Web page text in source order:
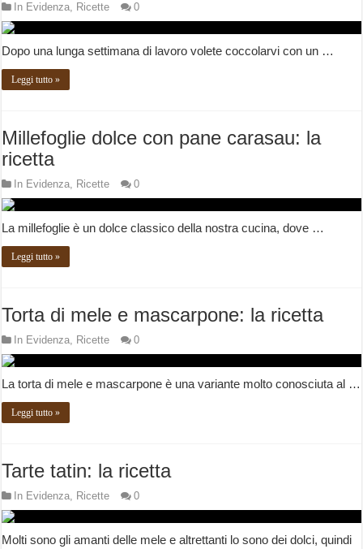
In Evidenza, Ricette 0
Dopo una lunga settimana di lavoro volete coccolarvi con un …
Leggi tutto »
Millefoglie dolce con pane carasau: la
ricetta
In Evidenza, Ricette 0
La millefoglie è un dolce classico della nostra cucina, dove …
Leggi tutto »
Torta di mele e mascarpone: la ricetta
In Evidenza, Ricette 0
La torta di mele e mascarpone è una variante molto conosciuta al …
Leggi tutto »
Tarte tatin: la ricetta
In Evidenza, Ricette 0
Molti sono gli amanti delle mele e altrettanti lo sono dei dolci, quindi